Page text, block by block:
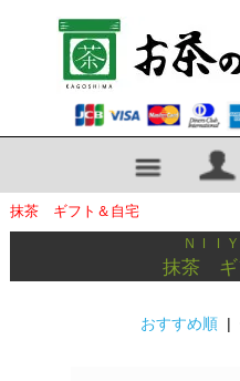
抹茶 ギフト＆自宅
ＮＩＩ
抹茶 ギ
おすすめ順|